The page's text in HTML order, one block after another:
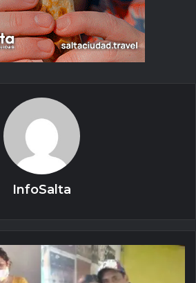
InfoSalta